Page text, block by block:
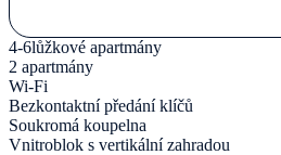
4-6lůžkové apartmány
2 apartmány
Wi-Fi
Bezkontaktní předání klíčů
Soukromá koupelna
Vnitroblok s vertikální zahradou